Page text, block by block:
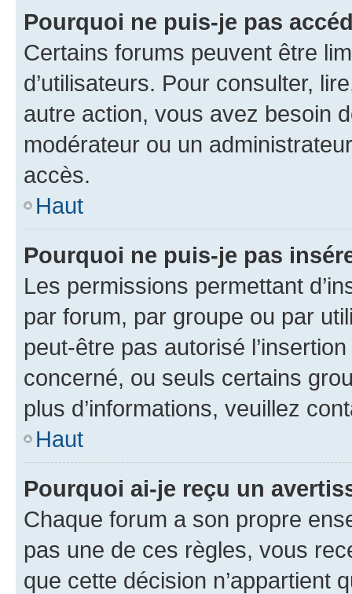
Pourquoi ne puis-je pas
Certains forums peuvent être
d’utilisateurs. Pour consulter,
autre action, vous avez besoin
modérateur ou un
accès.
Haut
Pourquoi ne puis-je pas
Les permissions permettant
par forum, par groupe ou par
peut-être pas autorisé
concerné, ou seuls certains
plus d’informations, veuillez
Haut
Pourquoi ai-je reçu un
Chaque forum a son propre
pas une de ces règles, vous
que cette décision n’appartient